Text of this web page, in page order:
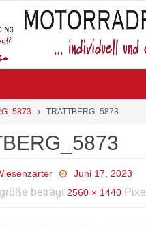
TRATTBERG_5873
Juni 17, 2023
beträgt 2560 × 1440 Pixel